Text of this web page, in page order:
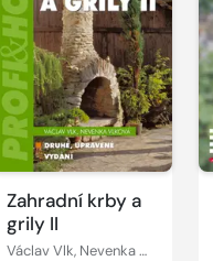
Zahradní krby a
grily II
Václav Vlk, Nevenka Vlková